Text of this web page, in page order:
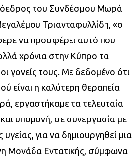
του Συνδέσμου Μωρά
Τριανταφυλλίδη, «ο
να προσφέρει αυτό που
χρόνια στην Κύπρο τα
γονείς τους. Με δεδομένο ότι
είναι η καλύτερη θεραπεία
εργαστήκαμε τα τελευταία
υπομονή, σε συνεργασία με
για να δημιουργηθεί μια
Μονάδα Εντατικής, σύμφωνα